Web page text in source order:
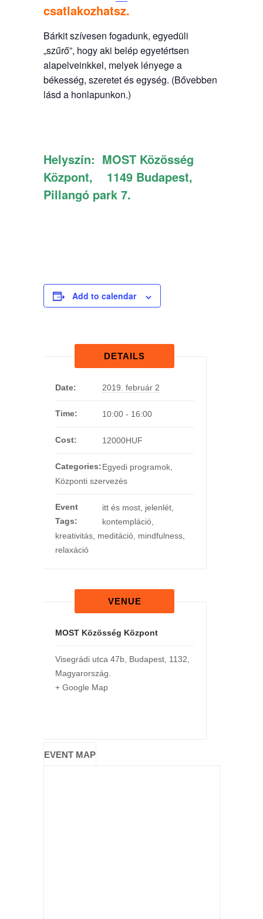
csatlakozhatsz.
Bárkit szívesen fogadunk, egyedüli
„szűrő”, hogy aki belép egyetértsen
alapelveinkkel, melyek lényege a
békesség, szeretet és egység. (Bővebben
lásd a honlapunkon.)
Helyszín: MOST Közösség
Központ, 1149 Budapest,
Pillangó park 7.
Add to calendar
DETAILS
Date: 2019. február 2
Time: 10:00 - 16:00
Cost: 12000HUF
Categories:Egyedi programok,
Központi szervezés
Event
Tags:
itt és most, jelenlét,
kontempláció,
kreativitás, meditáció, mindfulness,
relaxáció
VENUE
MOST Közösség Központ
Visegrádi utca 47b, Budapest, 1132,
Magyarország.
+ Google Map
EVENT MAP